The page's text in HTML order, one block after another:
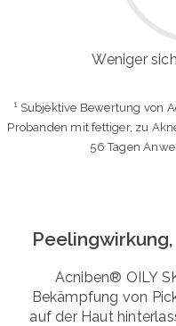
Weniger
¹ Subjektive Bewertung von
Probanden mit fettiger, zu
56 Tagen
Acniben® OILY
Bekämpfung von
auf der Haut